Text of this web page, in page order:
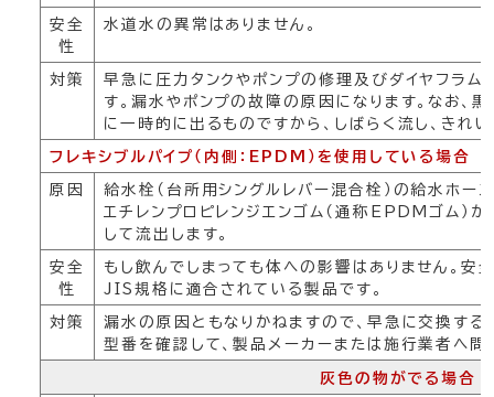
安全
性
水道水の異常はありません。
対策
早急に圧力タンクやポンプの修理及びダイヤフラ
す。漏水やポンプの故障の原因になります。なお、
に一時的に出るものですから、しばらく流し、きれ
フレキシブルパイプ（内側：EPDM）を使用している場合
原因
給水栓（台所用シングルレバー混合栓）の給水ホー
エチレンプロピレンジエンゴム（通称EPDMゴム）
して流出します。
安全
性
もし飲んでしまっても体への影響はありません。
JIS規格に適合されている製品です。
対策
漏水の原因ともなりかねますので、早急に交換する
型番を確認して、製品メーカーまたは施行業者へ問
灰色の物がでる場合